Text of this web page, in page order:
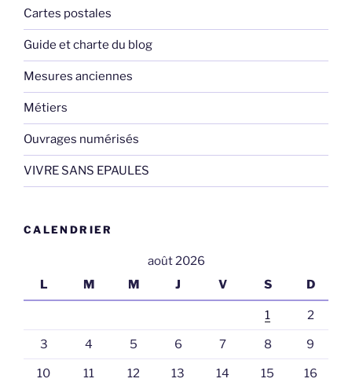
Cartes postales
Guide et charte du blog
Mesures anciennes
Métiers
Ouvrages numérisés
VIVRE SANS EPAULES
CALENDRIER
août 2026
L
M M J V S D
1 2
3 4 5 6 7 8 9
10 11 12 13 14 15 16